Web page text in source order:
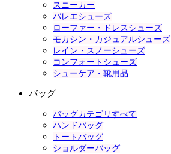
スニーカー
バレエシューズ
ローファー・ドレスシューズ
モカシン・カジュアルシューズ
レイン・スノーシューズ
コンフォートシューズ
シューケア・靴用品
バッグ
バッグカテゴリすべて
ハンドバッグ
トートバッグ
ショルダーバッグ